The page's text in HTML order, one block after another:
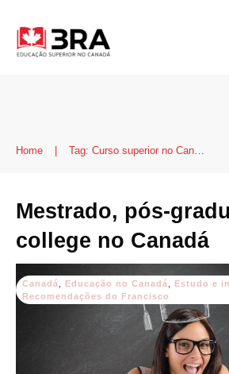
Home |
Mestrado, pós-
college no Canadá
Canadá Educação no Canadá Estudo e
Recomendações do Francisco